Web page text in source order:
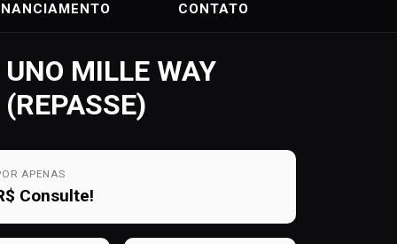
CONTATO
UNO MILLE WAY
(REPASSE)
APENAS
Consulte!